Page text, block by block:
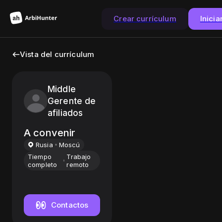
Crear currículum
Vista del currículum
Middle
Gerente de
afiliados
A convenir
Rusia
Moscú
Tiempo
completo
Trabajo
remoto
Contactos